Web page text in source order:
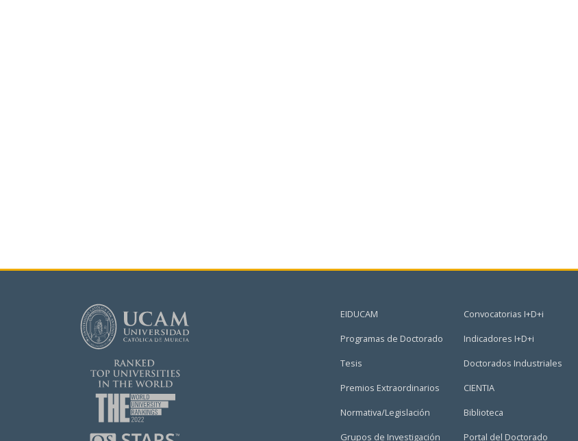
EIDUCAM
Programas de Doctorado
Tesis
Premios Extraordinarios
Normativa/Legislación
Grupos de Investigación
Convocatorias I+D+i
Indicadores I+D+i
Doctorados Industriales
CIENTIA
Biblioteca
Portal del Doctorado